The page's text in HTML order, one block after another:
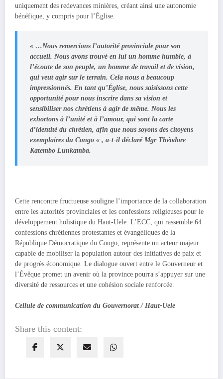
uniquement des redevances minières, créant ainsi une autonomie
bénéfique, y compris pour l’Église.
« …Nous remercions l’autorité provinciale pour son
accueil. Nous avons trouvé en lui un homme humble, à
l’écoute de son peuple, un homme de travail et de vision,
qui veut agir sur le terrain. Cela nous a beaucoup
impressionnés. En tant qu’Église, nous saisissons cette
opportunité pour nous inscrire dans sa vision et
sensibiliser nos chrétiens à agir de même. Nous les
exhortons à l’unité et à l’amour, qui sont la carte
d’identité du chrétien, afin que nous soyons des citoyens
exemplaires du Congo « , a-t-il déclaré Mgr Théodore
Katembo Lunkamba.
Cette rencontre fructueuse souligne l’importance de la collaboration
entre les autorités provinciales et les confessions religieuses pour le
développement holistique du Haut-Uele. L’ECC, qui rassemble 64
confessions chrétiennes protestantes et évangéliques de la
République Démocratique du Congo, représente un acteur majeur
capable de mobiliser la population autour des initiatives de paix et
de progrès économique. Le dialogue ouvert entre le Gouverneur et
l’Évêque promet un avenir où la province pourra s’appuyer sur une
diversité de ressources et une cohésion sociale renforcée.
Cellule de communication du Gouvernorat / Haut-Uele
Share this content: